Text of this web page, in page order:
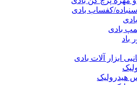
کفساب بادی
بادی
باد
ابزار آلات بادی
هیدرولیک